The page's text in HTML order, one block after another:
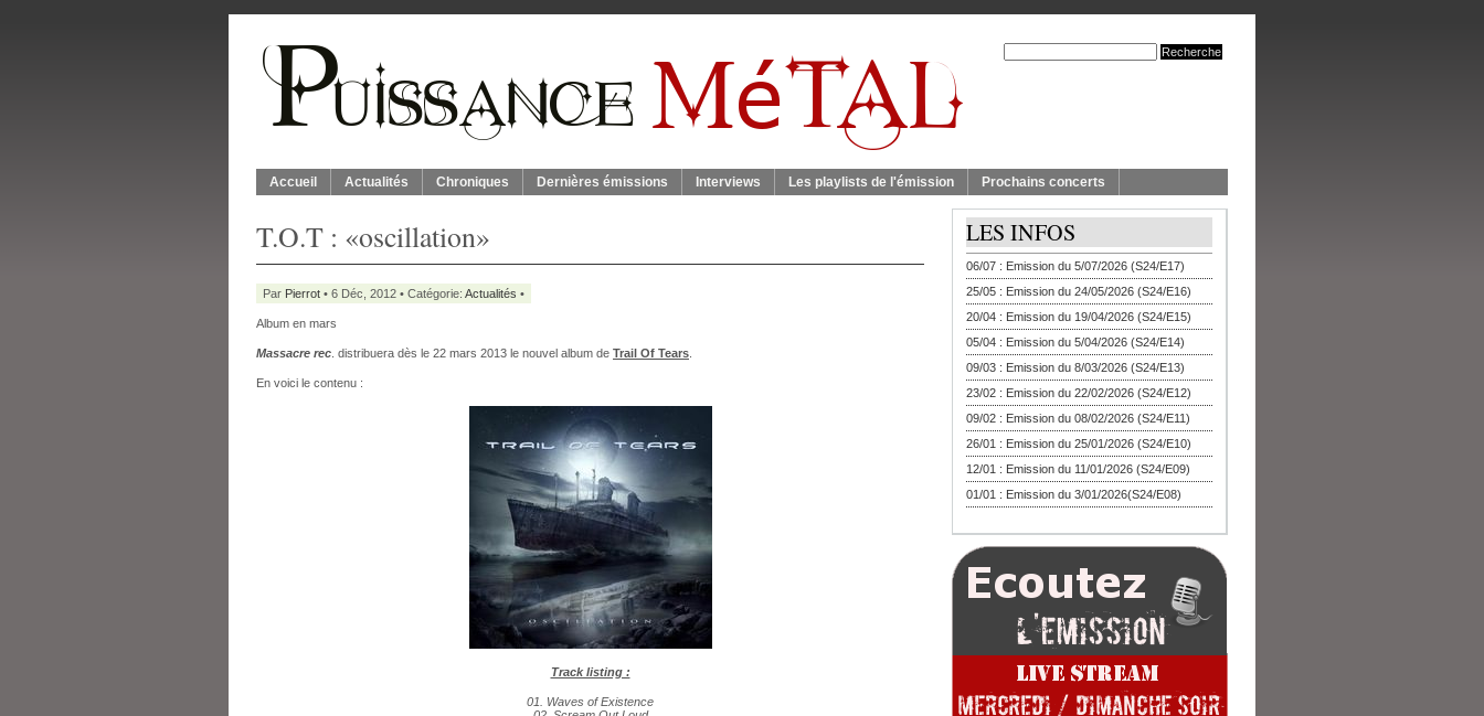
Accueil Actualités Chroniques Dernières émissions Interviews Les playlists de l'émission Prochains concerts
T.O.T : «oscillation»
Par Pierrot • 6 Déc, 2012 • Catégorie: Actualités •
Album en mars
Massacre rec . distribuera dès le 22 mars 2013 le nouvel album de Trail Of Tears
En voici le contenu :
Track listing :
01. Waves of Existence
LES INFOS
06/07 : Emission du 5/07/2026 (S24/E17)
25/05 : Emission du 24/05/2026 (S24/E16)
20/04 : Emission du 19/04/2026 (S24/E15)
05/04 : Emission du 5/04/2026 (S24/E14)
09/03 : Emission du 8/03/2026 (S24/E13)
23/02 : Emission du 22/02/2026 (S24/E12)
09/02 : Emission du 08/02/2026 (S24/E11)
26/01 : Emission du 25/01/2026 (S24/E10)
12/01 : Emission du 11/01/2026 (S24/E09)
01/01 : Emission du 3/01/2026(S24/E08)